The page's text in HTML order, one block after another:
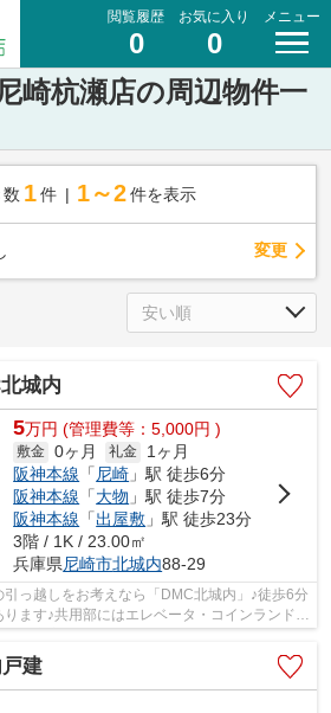
閲覧履歴
0
お気に入り
0
メニュー
崎杭瀬店の周辺物件一
数 1 件 1～2 件を表示
変更
城内
5万円 (管理費等：5,000円 )
敷金 0ヶ月 礼金
1ヶ月
阪神本線 「尼崎 」駅 徒歩6分
阪神本線 「大物 」駅 徒歩7分
阪神本線 「出屋敷 」駅 徒歩23分
3階 / 1K / 23.00㎡
兵庫県尼崎市北城内88-29
引っ越しをお考えなら「DMC北城内」♪徒歩6分
ます♪共用部にはエレベータ・コインランドリ
建